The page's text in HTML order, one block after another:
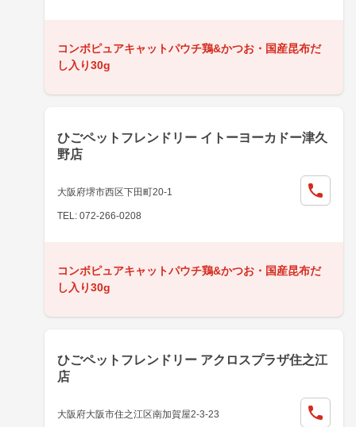
コンボピュアキャットパウチ鶏&かつお・国産昆布だ
し入り30g
ひごペットフレンドリー イトーヨーカドー津久
野店
大阪府堺市西区下田町20-1
TEL: 072-266-0208
コンボピュアキャットパウチ鶏&かつお・国産昆布だ
し入り30g
ひごペットフレンドリー アクロスプラザ住之江
店
大阪府大阪市住之江区南加賀屋2-3-23